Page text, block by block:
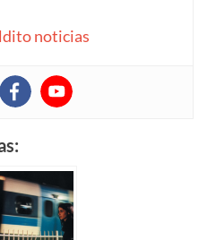
noticias